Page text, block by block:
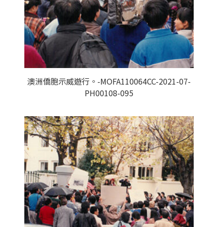
澳洲僑胞示威遊行。-MOFA110064CC-2021-07-
PH00108-095